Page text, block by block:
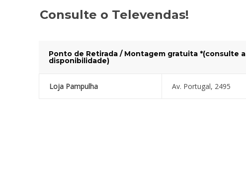
Consulte o Televendas!
Ponto de Retirada / Montagem gratuita *(consulte a
disponibilidade)
Loja Pampulha Av. Portugal, 2495